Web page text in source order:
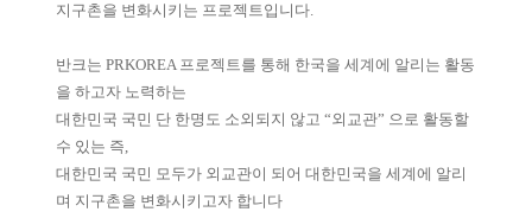
지구촌을 변화시키는 프로젝트입니다.
반크는 PRKOREA 프로젝트를 통해 한국을 세계에 알리는 활동
을 하고자 노력하는
대한민국 국민 단 한명도 소외되지 않고 “외교관” 으로 활동할
수 있는 즉,
대한민국 국민 모두가 외교관이 되어 대한민국을 세계에 알리
며 지구촌을 변화시키고자 합니다